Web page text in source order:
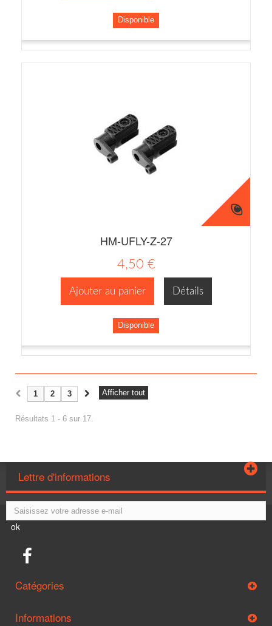
Disponible
HM-UFLY-Z-27
4,50 €
Ajouter au panier Détails
Disponible
Afficher tout
1 2 3
Résultats 1 - 6 sur 17.
Lettre d'informations
ok
Catégories
Informations